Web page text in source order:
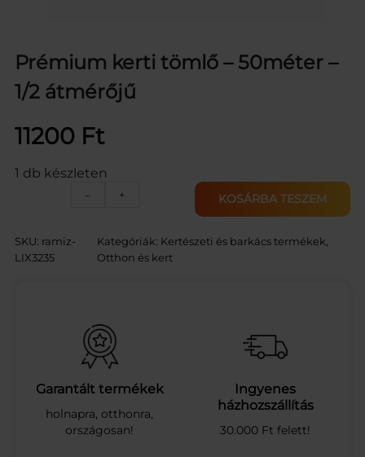
Prémium kerti tömlő – 50méter –
1/2 átmérőjű
11200 Ft
1 db készleten
–
m
i
r
t
i
t
m
l
+ KOSÁRBA TESZEM
SKU: ramiz-
LIX3235
Kategóriák: Kertészeti és barkács termékek
Otthon és kert
Garantált termékek
holnapra, otthonra,
országosan!
Ingyenes
házhozszállítás
30.000 Ft felett!